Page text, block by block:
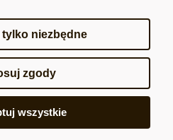
wersję strony
Shoper.pl
niezbędne
zgody
wszystkie